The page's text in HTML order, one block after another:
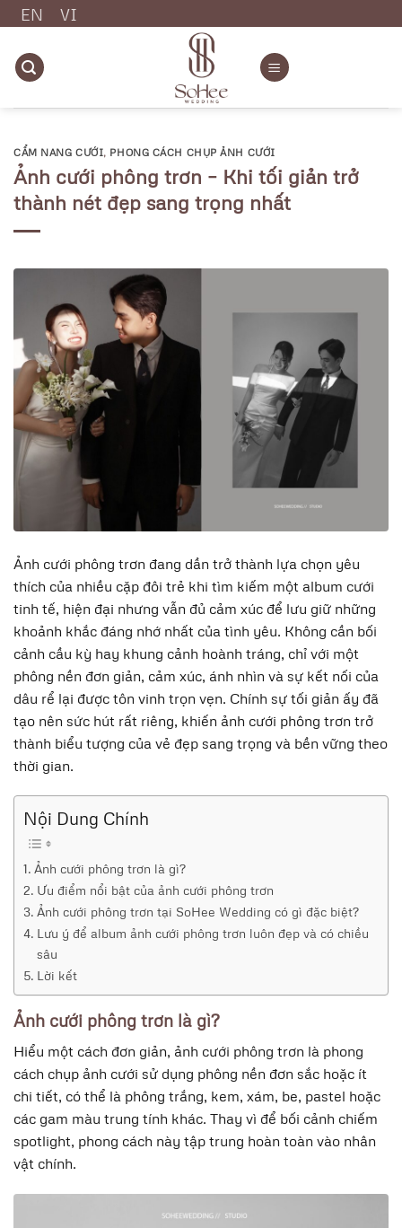
Chuyển
đến
nội
dung
EN VI
CẨM NANG CƯỚI, PHONG CÁCH CHỤP ẢNH CƯỚI
Ảnh cưới phông trơn – Khi tối giản trở
thành nét đẹp sang trọng nhất
Ảnh cưới phông trơn đang dần trở thành lựa chọn yêu
thích của nhiều cặp đôi trẻ khi tìm kiếm một album cưới
tinh tế, hiện đại nhưng vẫn đủ cảm xúc để lưu giữ những
khoảnh khắc đáng nhớ nhất của tình yêu. Không cần bối
cảnh cầu kỳ hay khung cảnh hoành tráng, chỉ với một
phông nền đơn giản, cảm xúc, ánh nhìn và sự kết nối của
dâu rể lại được tôn vinh trọn vẹn. Chính sự tối giản ấy đã
tạo nên sức hút rất riêng, khiến ảnh cưới phông trơn trở
thành biểu tượng của vẻ đẹp sang trọng và bền vững theo
thời gian.
Nội Dung Chính
Ảnh cưới phông trơn là gì?
Ưu điểm nổi bật của ảnh cưới phông trơn
Ảnh cưới phông trơn tại SoHee Wedding có gì đặc biệt?
Lưu ý để album ảnh cưới phông trơn luôn đẹp và có chiều
sâu
Lời kết
Ảnh cưới phông trơn là gì?
Hiểu một cách đơn giản, ảnh cưới phông trơn là phong
cách chụp ảnh cưới sử dụng phông nền đơn sắc hoặc ít
chi tiết, có thể là phông trắng, kem, xám, be, pastel hoặc
các gam màu trung tính khác. Thay vì để bối cảnh chiếm
spotlight, phong cách này tập trung hoàn toàn vào nhân
vật chính.